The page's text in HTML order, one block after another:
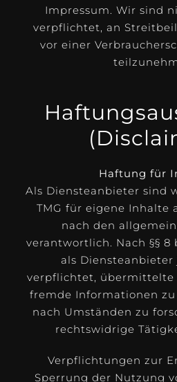
Impressum. Wir sind
verpflichtet, an
vor einer
Haftung für
Als Diensteanbieter sind
TMG für eigene Inhalte
nach den
verantwortlich. Nach §§ 8
als
verpflichtet, übermittelte
fremde Informationen
nach Umständen zu
rechtswidrige
Verpflichtungen zur
Sperrung der Nutzung